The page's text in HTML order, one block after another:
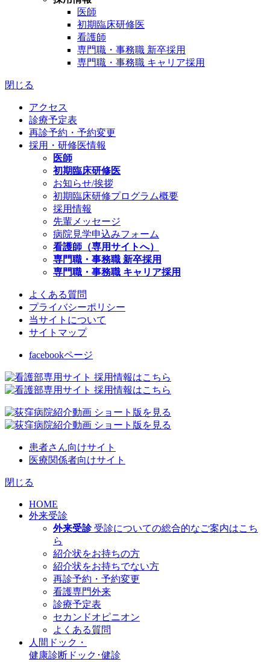
医師
初期臨床研修医
看護師
専門職・事務職 新卒採用
専門職・事務職 キャリア採用
閉じる
アクセス
診療予定表
再診予約・予約変更
採用・研修医情報
医師
初期臨床研修医
お知らせ/挨拶
初期臨床研修プログラム概要
採用情報
先輩メッセージ
病院見学申込みフォーム
看護師（専用サイトへ）
専門職・事務職 新卒採用
専門職・事務職 キャリア採用
よくある質問
プライバシーポリシー
当サイトについて
サイトマップ
facebookページ
患者さん向けサイト
医療関係者向けサイト
閉じる
HOME
外来受診
外来受診 受診についての総合的なご案内はこち
ら
紹介状をお持ちの方
紹介状をお持ちでない方
再診予約・予約変更
看護専門外来
診療予定表
セカンドオピニオン
よくある質問
人間ドック・
健康診断 ドック･健診